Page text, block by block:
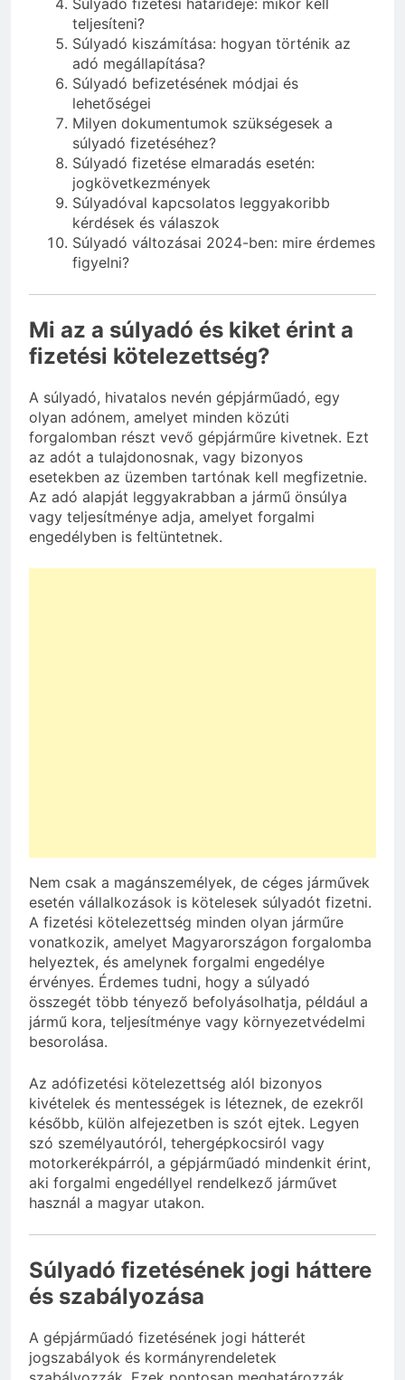
teljesíteni?
Súlyadó kiszámítása: hogyan történik az
adó megállapítása?
Súlyadó befizetésének módjai és
lehetőségei
Milyen dokumentumok szükségesek a
súlyadó fizetéséhez?
Súlyadó fizetése elmaradás esetén:
jogkövetkezmények
Súlyadóval kapcsolatos leggyakoribb
kérdések és válaszok
Súlyadó változásai 2024-ben: mire érdemes
figyelni?
Mi az a súlyadó és kiket érint a
fizetési kötelezettség?
A súlyadó, hivatalos nevén gépjárműadó, egy
olyan adónem, amelyet minden közúti
forgalomban részt vevő gépjárműre kivetnek. Ezt
az adót a tulajdonosnak, vagy bizonyos
esetekben az üzemben tartónak kell megfizetnie.
Az adó alapját leggyakrabban a jármű önsúlya
vagy teljesítménye adja, amelyet forgalmi
engedélyben is feltüntetnek.
Nem csak a magánszemélyek, de céges járművek
esetén vállalkozások is kötelesek súlyadót fizetni.
A fizetési kötelezettség minden olyan járműre
vonatkozik, amelyet Magyarországon forgalomba
helyeztek, és amelynek forgalmi engedélye
érvényes. Érdemes tudni, hogy a súlyadó
összegét több tényező befolyásolhatja, például a
jármű kora, teljesítménye vagy környezetvédelmi
besorolása.
Az adófizetési kötelezettség alól bizonyos
kivételek és mentességek is léteznek, de ezekről
később, külön alfejezetben is szót ejtek. Legyen
szó személyautóról, tehergépkocsiról vagy
motorkerékpárról, a gépjárműadó mindenkit érint,
aki forgalmi engedéllyel rendelkező járművet
használ a magyar utakon.
Súlyadó fizetésének jogi háttere
és szabályozása
A gépjárműadó fizetésének jogi hátterét
jogszabályok és kormányrendeletek